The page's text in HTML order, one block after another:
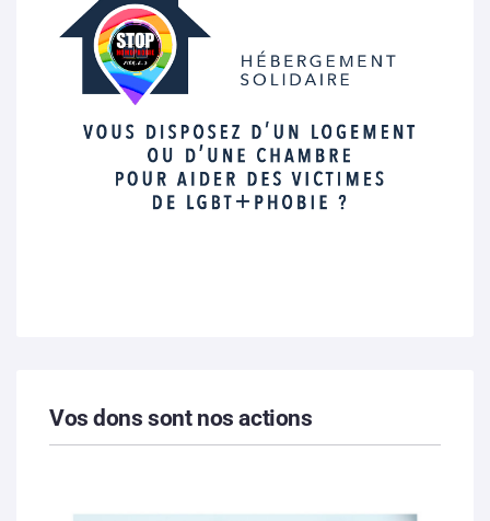
Vos dons sont nos actions